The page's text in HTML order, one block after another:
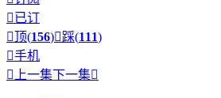
已订
顶(156)踩(111)
手机
 上一集下一集